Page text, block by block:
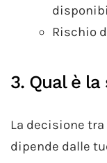
Rischio
3. Qual è
La decisione
dipende dalle